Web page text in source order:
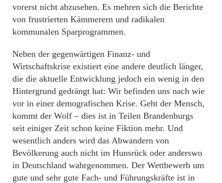
vorerst nicht abzusehen. Es mehren sich die Berichte
von frustrierten Kämmerern und radikalen
kommunalen Sparprogrammen.
Neben der gegenwärtigen Finanz- und
Wirtschaftskrise existiert eine andere deutlich länger,
die die aktuelle Entwicklung jedoch ein wenig in den
Hintergrund gedrängt hat: Wir befinden uns nach wie
vor in einer demografischen Krise. Geht der Mensch,
kommt der Wolf – dies ist in Teilen Brandenburgs
seit einiger Zeit schon keine Fiktion mehr. Und
wesentlich anders wird das Abwandern von
Bevölkerung auch nicht im Hunsrück oder anderswo
in Deutschland wahrgenommen. Der Wettbewerb um
gute und sehr gute Fach- und Führungskräfte ist in